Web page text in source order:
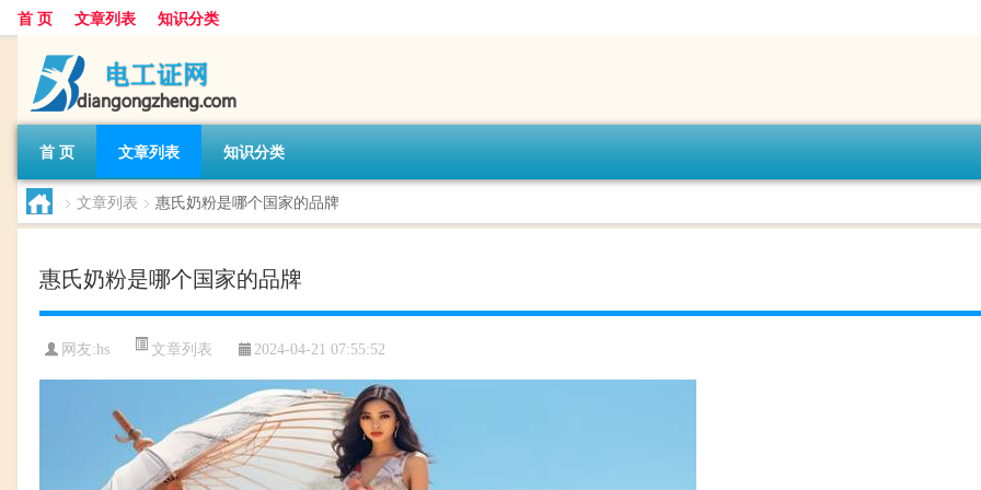
首 页 文章列表 知识分类
首 页 文章列表 知识分类
> 文章列表 > 惠氏奶粉是哪个国家的品牌
惠氏奶粉是哪个国家的品牌
网友:hs 文章列表 2024-04-21 07:55:52